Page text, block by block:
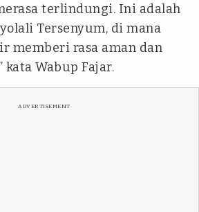
terlindungi. Ini adalah
Tersenyum, di mana
memberi rasa aman dan
kata Wabup Fajar.
ADVERTISEMENT